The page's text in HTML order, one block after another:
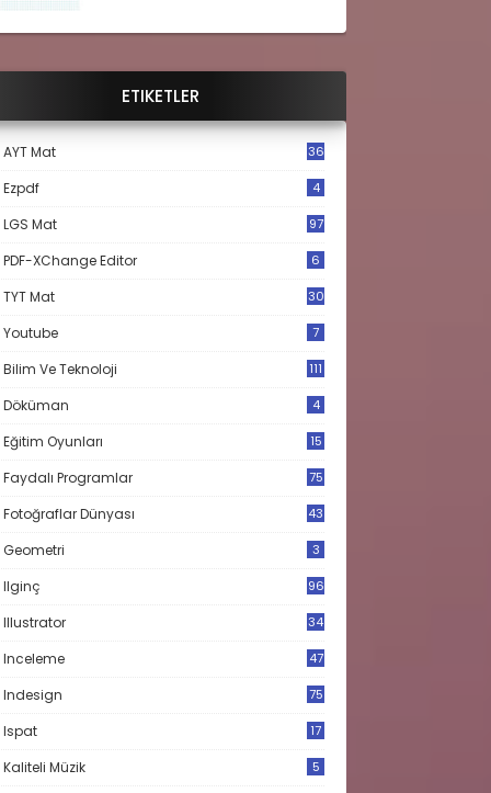
ETIKETLER
AYT Mat 36
Ezpdf 4
LGS Mat 97
PDF-XChange Editor 6
TYT Mat 30
Youtube 7
Bilim Ve Teknoloji 111
Döküman 4
Eğitim Oyunları 15
Faydalı Programlar 75
Fotoğraflar Dünyası 43
Geometri 3
Ilginç 96
Illustrator 34
Inceleme 47
Indesign 75
Ispat
17
Kaliteli Müzik 5